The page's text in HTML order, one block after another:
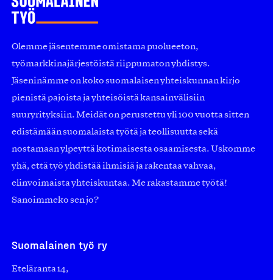
Olemme jäsentemme omistama puolueeton,
työmarkkinajärjestöistä riippumaton yhdistys.
Jäseninämme on koko suomalaisen yhteiskunnan kirjo
pienistä pajoista ja yhteisöistä kansainvälisiin
suuryrityksiin. Meidät on perustettu yli 100 vuotta sitten
edistämään suomalaista työtä ja teollisuutta sekä
nostamaan ylpeyttä kotimaisesta osaamisesta. Uskomme
yhä, että työ yhdistää ihmisiä ja rakentaa vahvaa,
elinvoimaista yhteiskuntaa. Me rakastamme työtä!
Sanoimmeko sen jo?
Suomalainen työ ry
Eteläranta 14,